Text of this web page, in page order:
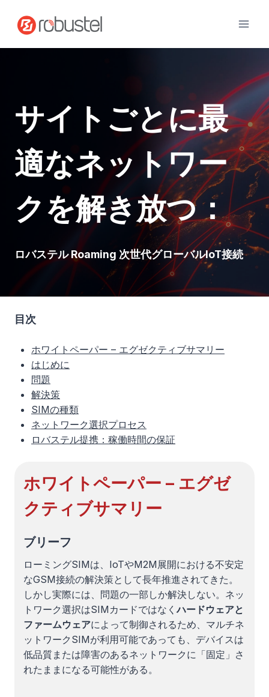
ン
サイトごとに最
適なネットワー
クを解き放つ：
ロバステル Roaming 次世代グローバルIoT接続
目次
ホワイトペーパー – エグゼクティブサマリー
はじめに
問題
解決策
SIMの種類
ネットワーク選択プロセス
ロバステル提携：稼働時間の保証
ホワイトペーパー – エグゼ
クティブサマリー
ブリーフ
ローミングSIMは、IoTやM2M展開における不安定
なGSM接続の解決策として長年推進されてきた。
しかし実際には、問題の一部しか解決しない。ネッ
トワーク選択はSIMカードではなくハードウェアと
ファームウェアによって制御されるため、マルチネ
ットワークSIMが利用可能であっても、デバイスは
低品質または障害のあるネットワークに「固定」さ
れたままになる可能性がある。